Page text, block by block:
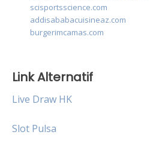
scisportsscience.com
addisababacuisineaz.com
burgerimcamas.com
Link Alternatif
Live Draw HK
Slot Pulsa